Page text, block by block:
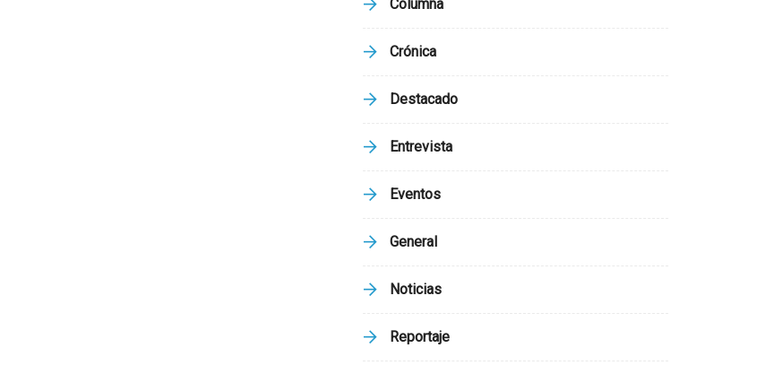
Columna
Crónica
Destacado
Entrevista
Eventos
General
Noticias
Reportaje